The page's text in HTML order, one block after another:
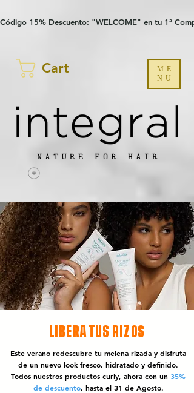
Código 15% Descuento: "WELCOME" en tu 1ª
Cart
ME
NU
LIBERA TUS RIZOS
Este verano redescubre tu melena rizada y disfruta
de un nuevo look fresco, hidratado y definido.
Todos nuestros productos curly, ahora con un 35%
de descuento, hasta el 31 de Agosto.